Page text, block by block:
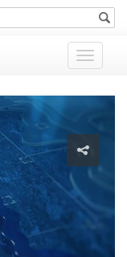
Показать
меню